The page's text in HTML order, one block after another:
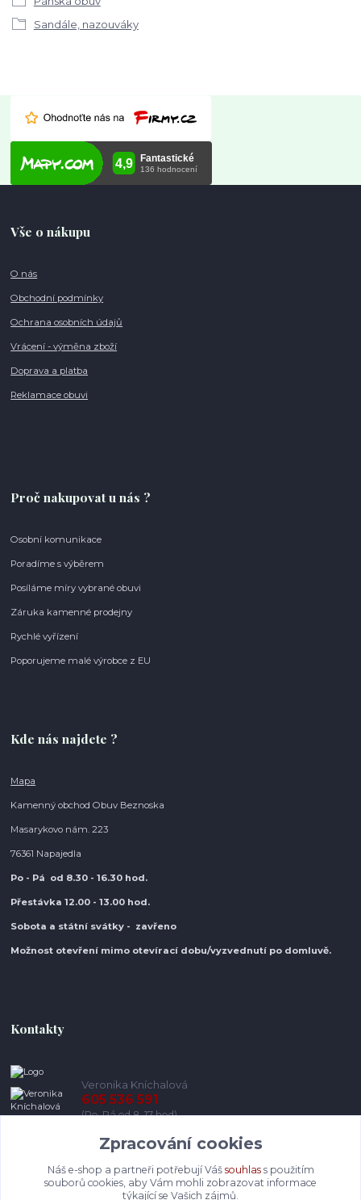
Sandále, nazouváky
Vše o nákupu
O nás
Obchodní podmínky
Ochrana osobních údajů
Vrácení - výměna zboží
Doprava a platba
Reklamace obuvi
Proč nakupovat u nás ?
Osobní komunikace
Poradíme s výběrem
Posíláme míry vybrané obuvi
Záruka kamenné prodejny
Rychlé vyřízení
Poporujeme malé výrobce z EU
Kde nás najdete ?
Mapa
Kamenný obchod Obuv Beznoska
Masarykovo nám. 223
76361 Napajedla
Po - Pá od 8.30 - 16.30 hod.
Přestávka 12.00 - 13.00 hod.
Sobota a státní svátky - zavřeno
Možnost otevření mimo otevírací dobu/vyzvednutí po domluvě.
Kontakty
Veronika Kníchalová
605 536 591
(Po-Pá od 8-17 hod)
info@pohodlneboty.cz
Zpracování cookies
Náš e-shop a partneři potřebují Váš souhlass použitím
souborů cookies, aby Vám mohli zobrazovat informace
týkající se Vašich zájmů.